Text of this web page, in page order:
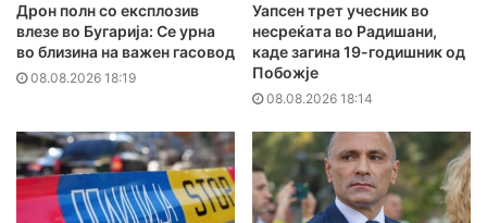
Дрон полн со експлозив
влезе во Бугарија: Се урна
во близина на важен гасовод
08.08.2026 18:19
Уапсен трет учесник во
несреќата во Радишани,
каде загина 19-годишник од
Побожје
08.08.2026 18:14